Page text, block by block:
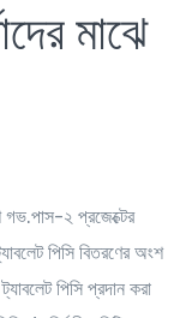
মাঝে
গভ.পাস-২ প্রজেক্টের
পিসি বিতরণের অংশ
পিসি প্রদান করা